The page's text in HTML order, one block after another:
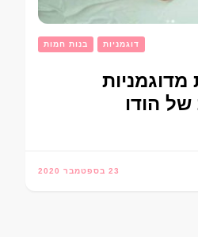
בנות חמות דוגמניות
מדוגמניות
הודו
23 בספטמבר 2020